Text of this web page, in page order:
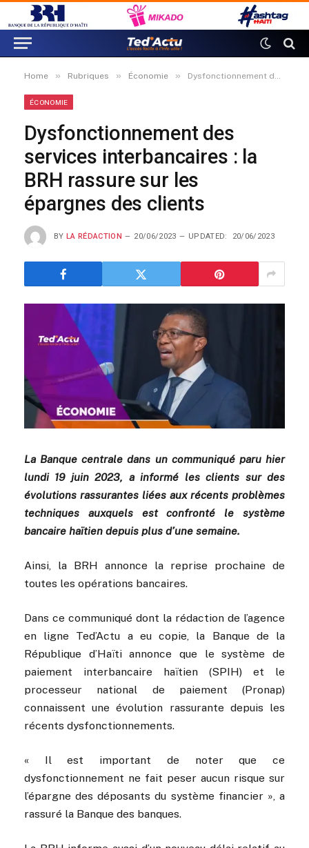
Home » Rubriques » Économie » Dysfonctionnement des services interbancaires : la BRH rassure sur les épargnes des clients
ÉCONOMIE
Dysfonctionnement des
services interbancaires : la
BRH rassure sur les
épargnes des clients
BY LA RÉDACTION 20/06/2023 UPDATED: 20/06/2023
La Banque centrale dans un communiqué paru hier
lundi 19 juin 2023, a informé les clients sur des
évolutions rassurantes liées aux récents problèmes
techniques auxquels est confronté le système
bancaire haïtien depuis plus d’une semaine.
Ainsi, la BRH annonce la reprise prochaine de
toutes les opérations bancaires.
Dans ce communiqué dont la rédaction de l’agence
en ligne Ted’Actu a eu copie, la Banque de la
République d’Haïti annonce que le système de
paiement interbancaire haïtien (SPIH) et le
processeur national de paiement (Pronap)
connaissent une évolution rassurante depuis les
récents dysfonctionnements.
« Il est important de noter que ce
dysfonctionnement ne fait peser aucun risque sur
l’épargne des déposants du système financier », a
rassuré la Banque des banques.